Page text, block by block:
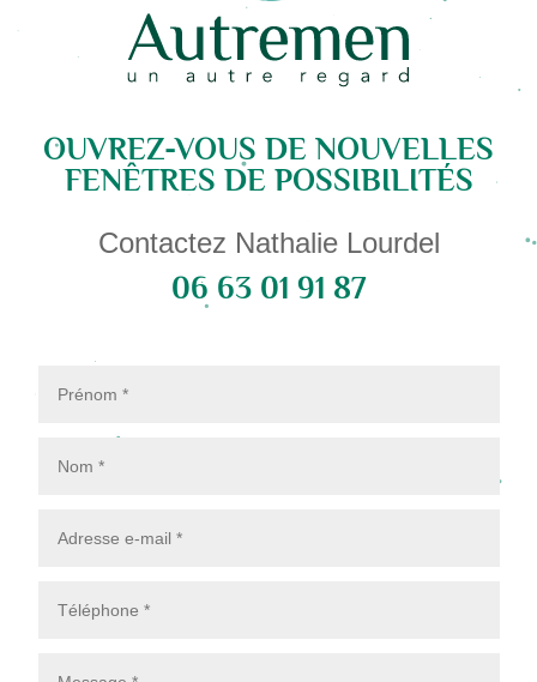
OUVREZ-VOUS DE NOUVELLES
FENÊTRES DE POSSIBILITÉS
Contactez Nathalie Lourdel
06 63 01 91 87